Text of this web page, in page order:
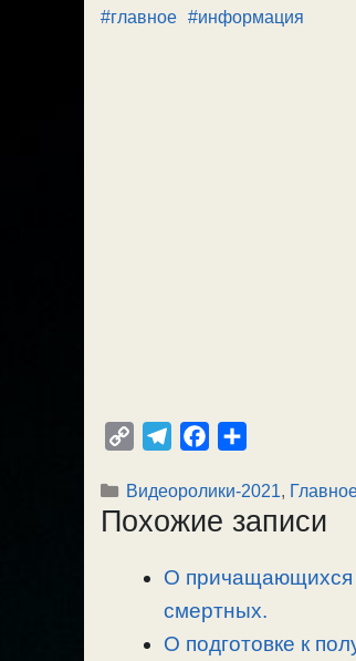
#главное #информация
p
y
l
e
r
a
m
c
e
o
o
k
п
р
в
и
т
Рубрики
Видеоролики-2021,
Похожие записи
О причащающихся
смертных.
О подготовке к